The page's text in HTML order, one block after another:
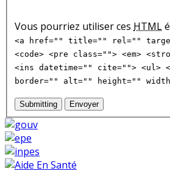
Vous pourriez utiliser ces HTML
<a href="" title="" rel=""
<code> <pre class=""> <em>
<ins datetime="" cite=""> <ul>
border="" alt="" height=""
Submitting Envoyer